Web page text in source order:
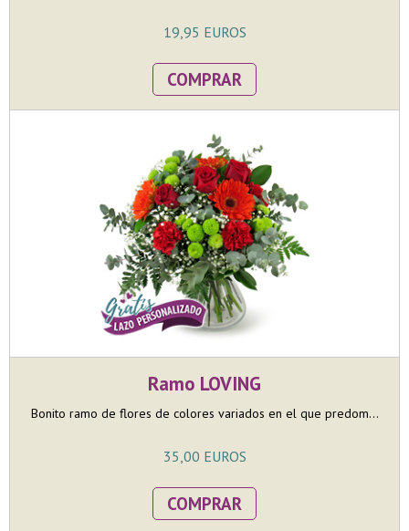
19,95 EUROS
COMPRAR
Ramo LOVING
Bonito ramo de flores de colores variados en el que predom...
35,00 EUROS
COMPRAR